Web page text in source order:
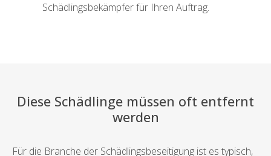
Schädlingsbekämpfer für Ihren Auftrag.
Diese Schädlinge müssen oft entfernt
werden
Für die Branche der Schädlingsbeseitigung ist es typisch,